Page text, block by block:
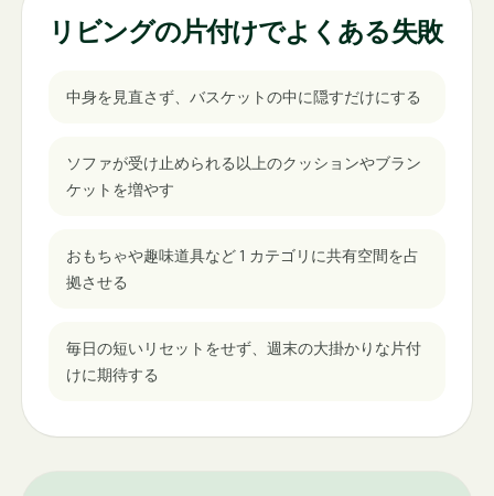
リビングの片付けでよくある失敗
中身を見直さず、バスケットの中に隠すだけにする
ソファが受け止められる以上のクッションやブラン
ケットを増やす
おもちゃや趣味道具など 1 カテゴリに共有空間を占
拠させる
毎日の短いリセットをせず、週末の大掛かりな片付
けに期待する